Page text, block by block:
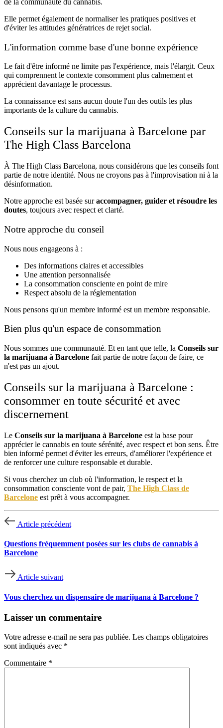
de la communauté du cannabis.
Elle permet également de normaliser les pratiques positives et
d'éviter les attitudes génératrices de rejet social.
L'information comme base d'une bonne expérience
Le fait d'être informé ne limite pas l'expérience, mais l'élargit. Ceux
qui comprennent le contexte consomment plus calmement et
apprécient davantage le processus.
La connaissance est sans aucun doute l'un des outils les plus
importants de la culture du cannabis.
Conseils sur la marijuana à Barcelone par
The High Class Barcelona
À The High Class Barcelona, nous considérons que les conseils font
partie de notre identité. Nous ne croyons pas à l'improvisation ni à la
désinformation.
Notre approche est basée suraccompagner, guider et résoudre les
doutes, toujours avec respect et clarté.
Notre approche du conseil
Nous nous engageons à :
Des informations claires et accessibles
Une attention personnalisée
La consommation consciente en point de mire
Respect absolu de la réglementation
Nous pensons qu'un membre informé est un membre responsable.
Bien plus qu'un espace de consommation
Nous sommes une communauté. Et en tant que telle, la Conseils sur
la marijuana à Barcelone fait partie de notre façon de faire, ce
n'est pas un ajout.
Conseils sur la marijuana à Barcelone :
consommer en toute sécurité et avec
discernement
Le Conseils sur la marijuana à Barcelone est la base pour
apprécier le cannabis en toute sérénité, avec respect et bon sens. Être
bien informé permet d'éviter les erreurs, d'améliorer l'expérience et
de renforcer une culture responsable et durable.
Si vous cherchez un club où l'information, le respect et la
consommation consciente vont de pair, The High Class de
Barcelone est prêt à vous accompagner.
Article précédent
Questions fréquemment posées sur les clubs de cannabis à
Barcelone
Article suivant
Vous cherchez un dispensaire de marijuana à Barcelone ?
Laisser un commentaire
Votre adresse e-mail ne sera pas publiée. Les champs obligatoires
sont indiqués avec *
Commentaire *